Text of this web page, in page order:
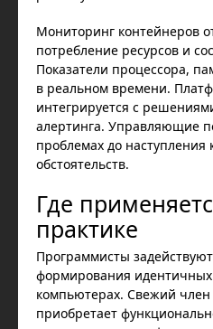
Мониторинг контейнеров
потребление ресурсов и
Показатели процессора,
в реальном времени.
интегрируется с
алертинга. Управляющие
проблемах до наступления
обстоятельств.
Где
практике
Программисты
формирования идентичных
компьютерах. Свежий член
приобретает